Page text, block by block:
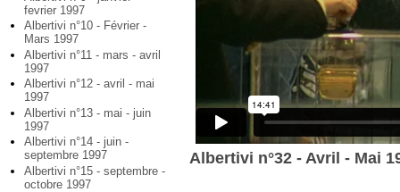
fevrier 1997
Albertivi n°10 - Février -
Mars 1997
Albertivi n°11 - mars - avril
1997
Albertivi n°12 - avril - mai
1997
Albertivi n°13 - mai - juin
1997
Albertivi n°14 - juin -
septembre 1997
Albertivi n°15 - septembre -
octobre 1997
Albertivi n°32 - Avril - Mai